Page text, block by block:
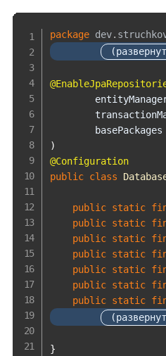
package dev.
)
@Configuration
public class
public static
public static
public static
public static
public static
public static
public static
}